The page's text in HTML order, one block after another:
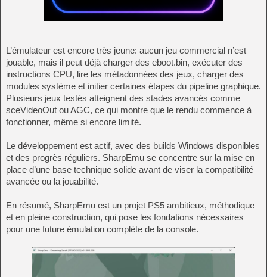
L’émulateur est encore très jeune: aucun jeu commercial n’est
jouable, mais il peut déjà charger des eboot.bin, exécuter des
instructions CPU, lire les métadonnées des jeux, charger des
modules système et initier certaines étapes du pipeline graphique.
Plusieurs jeux testés atteignent des stades avancés comme
sceVideoOut ou AGC, ce qui montre que le rendu commence à
fonctionner, même si encore limité.
Le développement est actif, avec des builds Windows disponibles
et des progrès réguliers. SharpEmu se concentre sur la mise en
place d’une base technique solide avant de viser la compatibilité
avancée ou la jouabilité.
En résumé, SharpEmu est un projet PS5 ambitieux, méthodique
et en pleine construction, qui pose les fondations nécessaires
pour une future émulation complète de la console.